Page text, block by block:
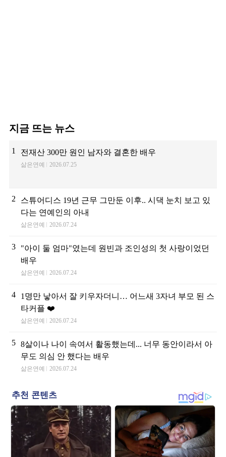
지금 뜨는 뉴스
1 전재산 300만 원인 남자와 결혼한 배우
삶은연예 2026.07.25
2
스튜어디스 19년 근무 그만둔 이후.. 시댁 눈치 보고 있
다는 연예인의 아내
삶은연예 2026.07.24
3
"아이 둘 엄마"였는데 원빈과 조인성의 첫 사랑이었던
배우
삶은연예 2026.07.24
4
1명만 낳아서 잘 키우자더니… 어느새 3자녀 부모 된 스
타커플 ❤️
삶은연예 2026.07.24
5 8살이나 나이 속여서 활동했는데... 너무 동안이라서 아
무도 의심 안 했다는 배우
삶은연예 2026.07.24